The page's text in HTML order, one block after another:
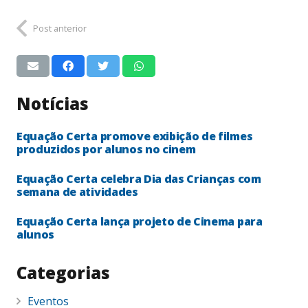
Post anterior
Notícias
Equação Certa promove exibição de filmes
produzidos por alunos no cinem
Equação Certa celebra Dia das Crianças com
semana de atividades
Equação Certa lança projeto de Cinema para
alunos
Categorias
Eventos